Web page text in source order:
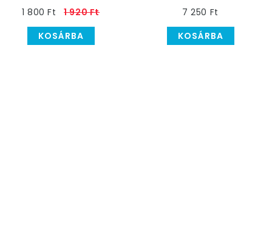
1 800 Ft
1 920 Ft
KOSÁRBA
7 250 Ft
KOSÁRBA